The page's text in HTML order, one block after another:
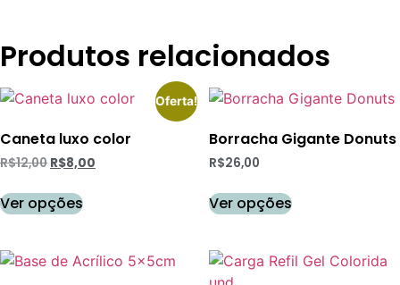
Produtos relacionados
Oferta!
Caneta luxo color
R$12,00 R$8,00
Ver opções
Borracha Gigante Donuts
R$26,00
Ver opções